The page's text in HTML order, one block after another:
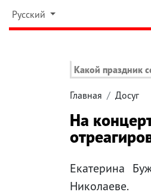
Русский
Какой праздник
Главная Досуг
На
Екатерина
Николаеве.